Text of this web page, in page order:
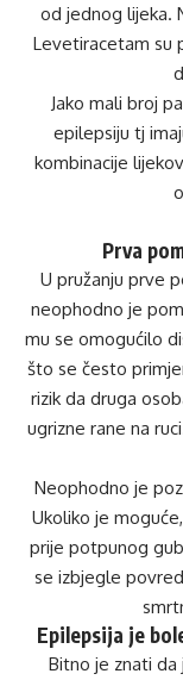
od jednog lijeka.
Levetiracetam su
Jako mali broj
epilepsiju tj
kombinacije
Prva
U pružanju prve
neophodno je
mu se omogućilo
što se često
rizik da druga
ugrizne rane na
Neophodno je
Ukoliko je
prije potpunog
se izbjegle
Epilepsija je
Bitno je znati da